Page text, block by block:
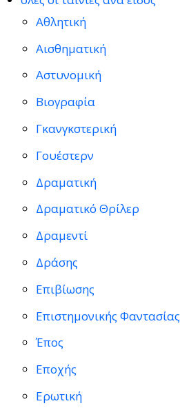
Αθλητική
Αισθηματική
Αστυνομική
Βιογραφία
Γκανγκστερική
Γουέστερν
Δραματική
Δραματικό Θρίλερ
Δραμεντί
Δράσης
Επιβίωσης
Επιστημονικής Φαντασίας
Έπος
Εποχής
Ερωτική